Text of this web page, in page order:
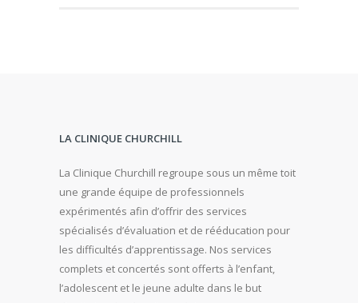
LA CLINIQUE CHURCHILL
La Clinique Churchill regroupe sous un même toit
une grande équipe de professionnels
expérimentés afin d’offrir des services
spécialisés d’évaluation et de rééducation pour
les difficultés d’apprentissage. Nos services
complets et concertés sont offerts à l’enfant,
l’adolescent et le jeune adulte dans le but